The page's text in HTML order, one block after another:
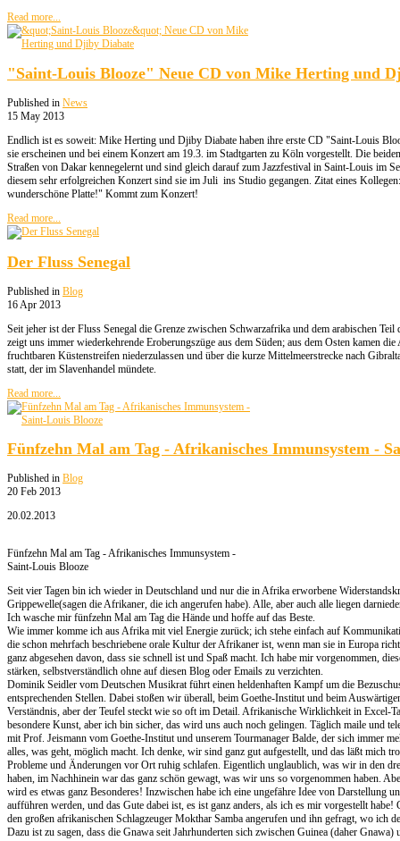
Read more...
"Saint-Louis Blooze" Neue CD von Mike Herting und
Published in News
15 May 2013
Endlich ist es soweit: Mike Herting und Djiby Diabate haben ihre erste CD "Saint-Louis
sie erscheinen und bei einem Konzert am 19.3. im Stadtgarten zu Köln vorgestellt. Die
Straßen von Dakar kennegelernt und sind gleich darauf zum Jazzfestival in Saint-Louis im
diesem sehr erfolgreichen Konzert sind sie im Juli ins Studio gegangen. Zitat eines
wunderschöne Platte!" Kommt zum Konzert!
Read more...
Der Fluss Senegal
Published in Blog
16 Apr 2013
Seit jeher ist der Fluss Senegal die Grenze zwischen Schwarzafrika und dem arabischen
zeigt uns immer wiederkehrende Eroberungszüge aus dem Süden; aus dem Osten kamen
fruchtbaren Küstenstreifen niederzulassen und über die kurze Mittelmeerstrecke nach
statt, der im Slavenhandel mündete.
Read more...
Fünfzehn Mal am Tag - Afrikanisches Immunsystem -
Published in Blog
20 Feb 2013
20.02.2013
Fünfzehn Mal am Tag - Afrikanisches Immunsystem -
Saint-Louis Blooze
Seit vier Tagen bin ich wieder in Deutschland und nur die in Afrika erworbene
Grippewelle(sagen die Afrikaner, die ich angerufen habe). Alle, aber auch alle liegen
Ich wasche mir fünfzehn Mal am Tag die Hände und hoffe auf das Beste.
Wie immer komme ich aus Afrika mit viel Energie zurück; ich stehe einfach auf
die schon mehrfach beschriebene orale Kultur der Afrikaner ist, wenn man sie in Europa
ganz abgesehen davon, dass sie schnell ist und Spaß macht. Ich habe mir vorgenommen,
stärken, selbstverständlich ohne auf diesen Blog oder Emails zu verzichten.
Dominik Seidler vom Deutschen Musikrat führt einen heldenhaften Kampf um die
entsprechenden Stellen. Dabei stoßen wir überall, beim Goethe-Institut und beim
Verständnis, aber der Teufel steckt wie so oft im Detail. Afrikanische Wirklichkeit in Excel-
besondere Kunst, aber ich bin sicher, das wird uns auch noch gelingen. Täglich maile und
mit Prof. Jeismann vom Goethe-Institut und unserem Tourmanager Balde, der sich immer
alles, was geht, möglich macht. Ich denke, wir sind ganz gut aufgestellt, und das läßt mich
Probleme und Änderungen vor Ort ruhig schlafen. Eigentlich unglaublich, was wir in den
haben, im Nachhinein war das ganz schön gewagt, was wir uns so vorgenommen haben.
wird es etwas ganz Besonderes! Inzwischen habe ich eine ungefähre Idee von Darstellung
aufführen werden, und das Gute dabei ist, es ist ganz anders, als ich es mir vorgestellt habe!
den großen afrikanischen Schlagzeuger Mokthar Samba angerufen und ihn gefragt, wo ich
Dazu ist zu sagen, dass die Gnawa seit Jahrhunderten sich zwischen Guinea (daher